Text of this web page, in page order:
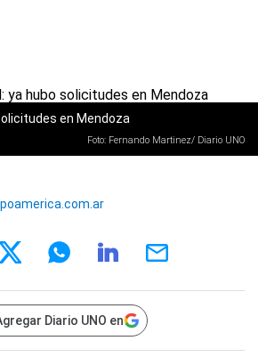
en Mendoza
Foto: Fernando Martinez/ Diario UNO
Diario UNO en